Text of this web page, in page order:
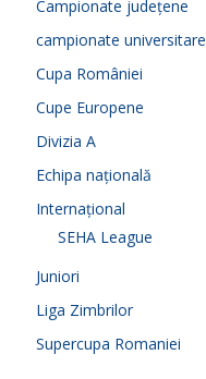
Campionate județene
campionate universitare
Cupa României
Cupe Europene
Divizia A
Echipa națională
Internațional
SEHA League
Juniori
Liga Zimbrilor
Supercupa Romaniei